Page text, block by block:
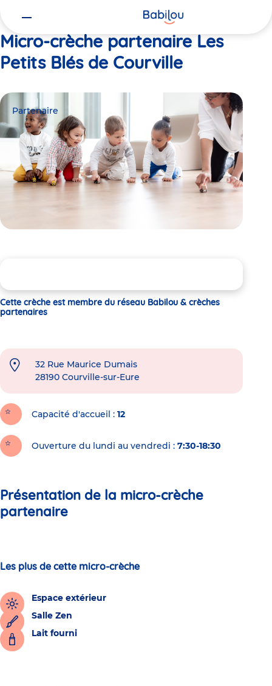
Micro-crèche partenaire Les
Petits Blés de Courville
Partenaire
Cette crèche est membre du réseau Babilou & crèches
partenaires
32 Rue Maurice Dumais
28190 Courville-sur-Eure
Capacité d'accueil 12
Ouverture du lundi au vendredi : 7:30-18:30
Présentation de la micro-crèche
partenaire
Les plus de cette micro-crèche
Espace extérieur
Salle Zen
Lait fourni